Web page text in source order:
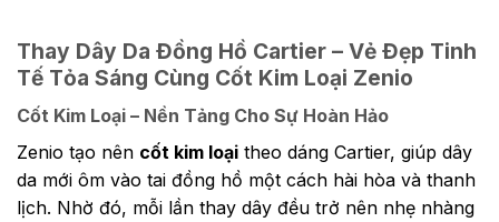
Thay Dây Da Đồng Hồ Cartier – Vẻ Đẹp Tinh
Tế Tỏa Sáng Cùng Cốt Kim Loại Zenio
Cốt Kim Loại – Nền Tảng Cho Sự Hoàn Hảo
Zenio tạo nên cốt kim loại theo dáng Cartier, giúp dây
da mới ôm vào tai đồng hồ một cách hài hòa và thanh
lịch. Nhờ đó, mỗi lần thay dây đều trở nên nhẹ nhàng